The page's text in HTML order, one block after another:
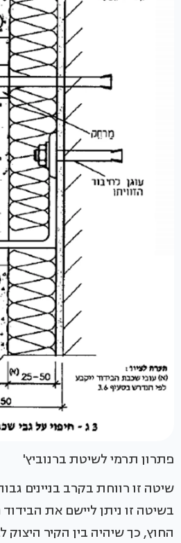
פתרון תרמי לשיטת ברנוביץ'
שיטה זו רווחת בקרב בניינים
בשיטה זו ניתן ליישם את הבידוד
החוץ, כך שיהיה בין הקיר היצוק